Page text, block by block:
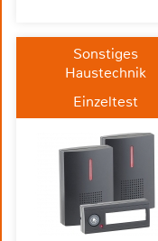
Sonstiges
Haustechnik
Einzeltest